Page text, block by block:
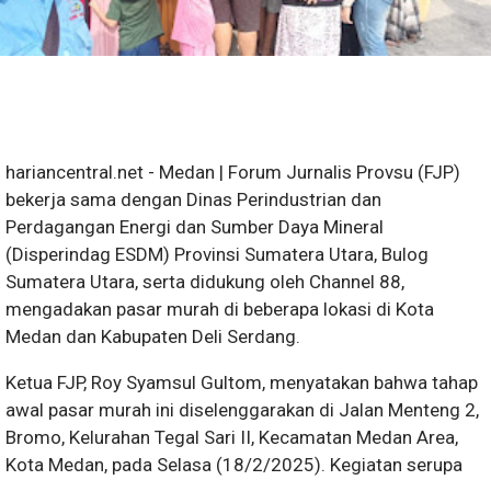
hariancentral.net - Medan | Forum Jurnalis Provsu (FJP)
bekerja sama dengan Dinas Perindustrian dan
Perdagangan Energi dan Sumber Daya Mineral
(Disperindag ESDM) Provinsi Sumatera Utara, Bulog
Sumatera Utara, serta didukung oleh Channel 88,
mengadakan pasar murah di beberapa lokasi di Kota
Medan dan Kabupaten Deli Serdang.
Ketua FJP, Roy Syamsul Gultom, menyatakan bahwa tahap
awal pasar murah ini diselenggarakan di Jalan Menteng 2,
Bromo, Kelurahan Tegal Sari II, Kecamatan Medan Area,
Kota Medan, pada Selasa (18/2/2025). Kegiatan serupa